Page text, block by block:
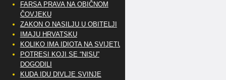
FARSA PRAVA NA OBIČNOM
ČOVJEKU
ZAKON O NASILJU U OBITELJI
IMAJU HRVATSKU
KOLIKO IMA IDIOTA NA SVIJETU?
POTRESI KOJI SE “NISU”
DOGODILI
KUDA IDU DIVLJE SVINJE